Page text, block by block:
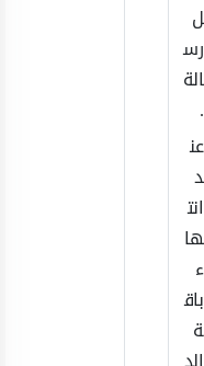
ل
رس
الة
.
عن
د
انت
ها
ء
باق
ة